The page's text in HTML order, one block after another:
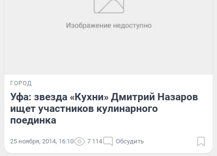
ГОРОД
Уфа: звезда «Кухни» Дмитрий Назаров
ищет участников кулинарного
поединка
25 ноября, 2014, 16:10 7 114 Обсудить